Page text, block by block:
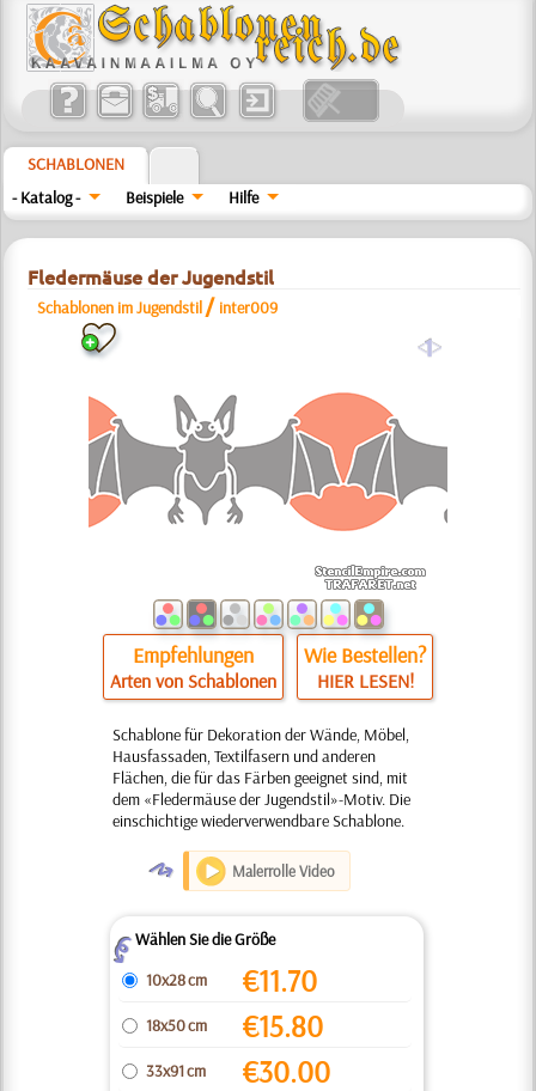
SCHABLONEN
- Katalog -
Beispiele Hilfe
Fledermäuse der Jugendstil
Schablonen im Jugendstil / inter009
a
Empfehlungen
Arten von Schablonen
Wie Bestellen?
HIER LESEN!
Schablone für Dekoration der Wände, Möbel,
Hausfassaden, Textilfasern und anderen
Flächen, die für das Färben geeignet sind, mit
dem «Fledermäuse der Jugendstil»-Motiv. Die
einschichtige wiederverwendbare Schablone.
O Malerrolle Video
ZWählen Sie die Größe
10x28 cm
€11.70
18x50 cm €15.80
33x91 cm €30.00